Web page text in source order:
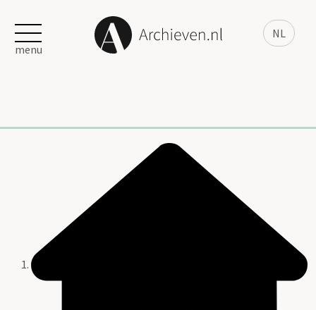
NL
menu